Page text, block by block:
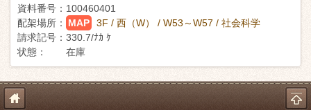
資料番号： 100460401
配架場所：
MAP
3F / 西（W） / W53～W57 / 社会科学
請求記号： 330.7/ﾅｶ ｹ
状態：
在庫